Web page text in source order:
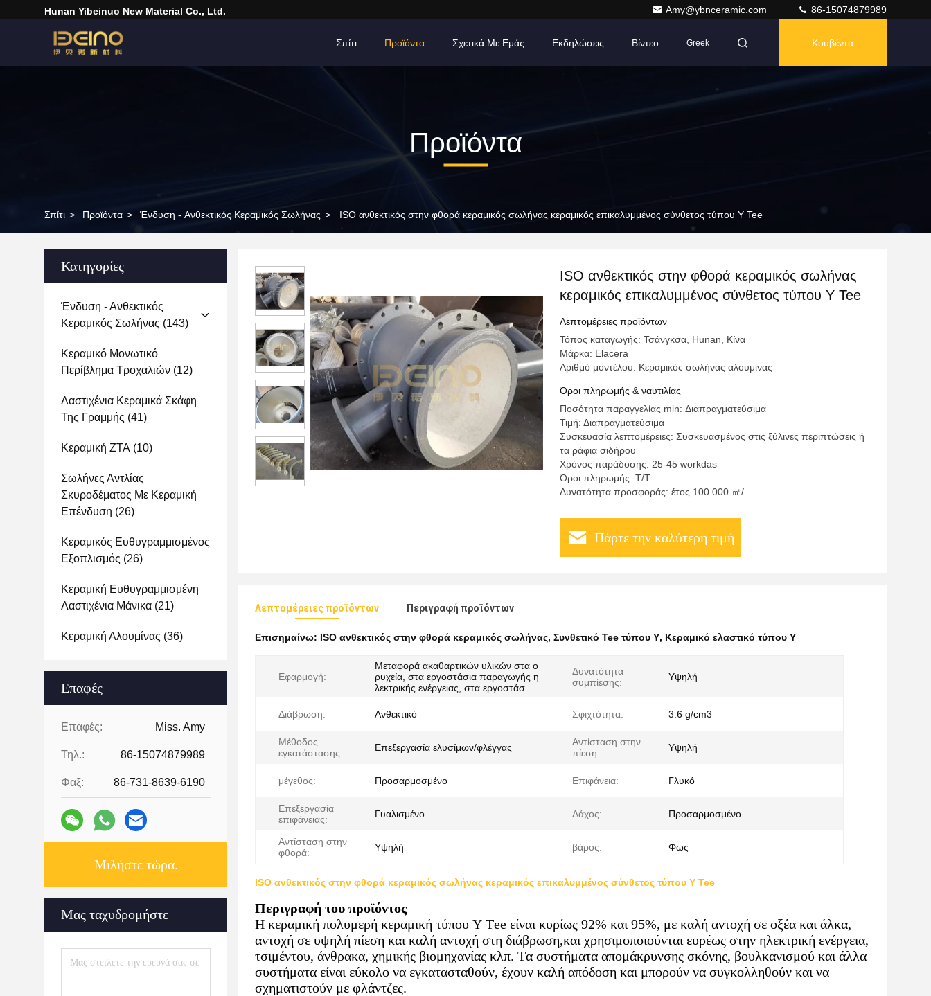
Hunan Yibeinuo New Material Co., Ltd. Amy@ybnceramic.com 86-15074879989
Σπίτι Προϊόντα Σχετικά Με Εμάς Εκδηλώσεις Βίντεο Greek Κουβέντα
Προϊόντα
Σπίτι > Προϊόντα > Ένδυση - Ανθεκτικός Κεραμικός Σωλήνας > ISO ανθεκτικός στην φθορά κεραμικός σωλήνας κεραμικός επικαλυμμένος σύνθετος τύπου Y Tee
Κατηγορίες
Ένδυση - Ανθεκτικός
Κεραμικός Σωλήνας (143)
Κεραμικό Μονωτικό
Περίβλημα Τροχαλιών (12)
Λαστιχένια Κεραμικά Σκάφη
Της Γραμμής (41)
Κεραμική ZTA (10)
Σωλήνες Αντλίας
Σκυροδέματος Με Κεραμική
Επένδυση (26)
Κεραμικός Ευθυγραμμισμένος
Εξοπλισμός (26)
Κεραμική Ευθυγραμμισμένη
Λαστιχένια Μάνικα (21)
Κεραμική Αλουμίνας (36)
Επαφές
Επαφές: Miss. Amy
Τηλ.: 86-15074879989
Φαξ: 86-731-8639-6190
Μιλήστε τώρα.
Μας ταχυδρομήστε
ISO ανθεκτικός στην φθορά κεραμικός σωλήνας
κεραμικός επικαλυμμένος σύνθετος τύπου Y Tee
Λεπτομέρειες προϊόντων
Τόπος καταγωγής: Τσάνγκσα, Hunan, Κίνα
Μάρκα: Elacera
Αριθμό μοντέλου: Κεραμικός σωλήνας αλουμίνας
Όροι πληρωμής & ναυτιλίας
Ποσότητα παραγγελίας min: Διαπραγματεύσιμα
Τιμή: Διαπραγματεύσιμα
Συσκευασία λεπτομέρειες: Συσκευασμένος στις ξύλινες περιπτώσεις ή
τα ράφια σιδήρου
Χρόνος παράδοσης: 25-45 workdas
Όροι πληρωμής: Τ/Τ
Δυνατότητα προσφοράς: έτος 100.000 ㎡/
Πάρτε την καλύτερη τιμή
Λεπτομέρειες προϊόντων Περιγραφή προϊόντων
Επισημαίνω: ISO ανθεκτικός στην φθορά κεραμικός σωλήνας, Συνθετικό Tee τύπου Y, Κεραμικό ελαστικό τύπου Y
Εφαρμογή:
Μεταφορά ακαθαρτικών υλικών στα ο
ρυχεία, στα εργοστάσια παραγωγής η
λεκτρικής ενέργειας, στα εργοστάσ
Δυνατότητα
συμπίεσης:
Υψηλή
Διάβρωση: Ανθεκτικό Σφιχτότητα: 3.6 g/cm3
Μέθοδος
εγκατάστασης:
Επεξεργασία ελυσίμων/φλέγγας
Αντίσταση στην
πίεση:
Υψηλή
μέγεθος: Προσαρμοσμένο Επιφάνεια: Γλυκό
Επεξεργασία
επιφάνειας:
Γυαλισμένο Δάχος: Προσαρμοσμένο
Αντίσταση στην
φθορά:
Υψηλή βάρος: Φως
ISO ανθεκτικός στην φθορά κεραμικός σωλήνας κεραμικός επικαλυμμένος σύνθετος τύπου Y Tee
Περιγραφή του προϊόντος
Η κεραμική πολυμερή κεραμική τύπου Y Tee είναι κυρίως 92% και 95%, με καλή αντοχή σε οξέα και άλκα,
αντοχή σε υψηλή πίεση και καλή αντοχή στη διάβρωση,και χρησιμοποιούνται ευρέως στην ηλεκτρική ενέργεια,
τσιμέντου, άνθρακα, χημικής βιομηχανίας κλπ. Τα συστήματα απομάκρυνσης σκόνης, βουλκανισμού και άλλα
συστήματα είναι εύκολο να εγκατασταθούν, έχουν καλή απόδοση και μπορούν να συγκολληθούν και να
σχηματιστούν με φλάντζες.